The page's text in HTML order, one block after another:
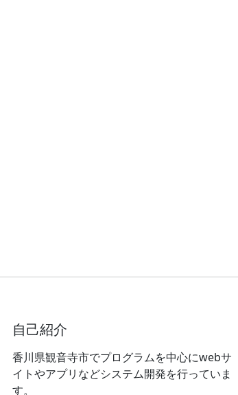
自己紹介
香川県観音寺市でプログラムを中心にwebサ
イトやアプリなどシステム開発を行っていま
す。